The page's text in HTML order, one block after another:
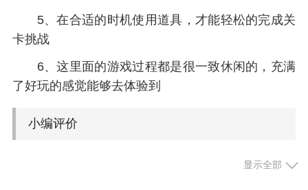
5、在合适的时机使用道具，才能轻松的完成关
卡挑战
6、这里面的游戏过程都是很一致休闲的，充满
了好玩的感觉能够去体验到
小编评价
1、最近火爆的消除机制，让玩家可以轻松体验
显示全部